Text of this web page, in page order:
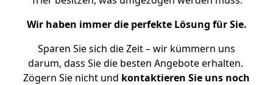
Wir haben immer die perfekte Lösung für Sie.
Sparen Sie sich die Zeit – wir kümmern uns
darum, dass Sie die besten Angebote erhalten.
Zögern Sie nicht und kontaktieren Sie uns noch